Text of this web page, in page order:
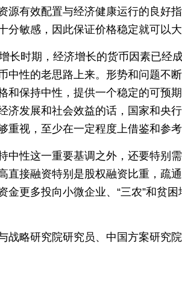
源有效配置与经济健康运行的良好
敏感，因此保证价格稳定就可以
时期，经济增长的货币因素已经
中性的老思路上来。形势和问题不
和保持中性，提供一个稳定的可预
济发展和社会效益的话，国家和央
视，至少在一定程度上借鉴和参
性这一重要基调之外，还要特别需
直接融资特别是股权融资比重，疏
金更多投向小微企业、“三农”和贫
略研究院研究员、中国方案研究院